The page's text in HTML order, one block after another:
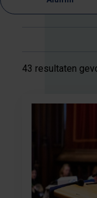
43 resultaten